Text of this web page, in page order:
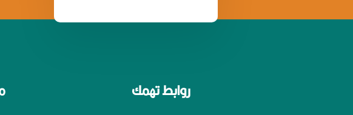
روابط تهمك